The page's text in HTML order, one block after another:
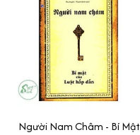
Người Nam Châm - Bí Mật